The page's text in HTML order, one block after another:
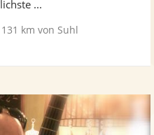
...
131 km von Suhl